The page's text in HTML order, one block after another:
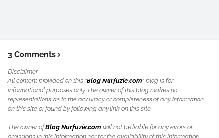
3 Comments
Disclaimer
All content provided on this "Blog Nurfuzie.com" blog is for
informational purposes only. The owner of this blog makes no
representations as to the accuracy or completeness of any information
on this site or found by following any link on this site.
The owner ofBlog Nurfuzie.com will not be liable for any errors or
omissions in this information nor for the availability of this information.